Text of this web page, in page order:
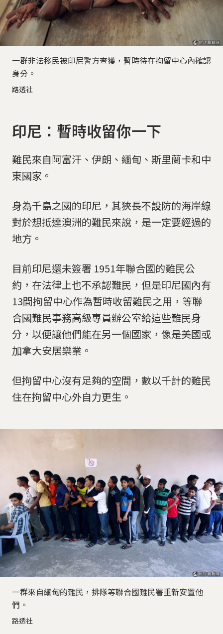
一群非法移民被印尼警方查獲，暫時待在拘留中心內確認
身分。
路透社
印尼：暫時收留你一下
難民來自阿富汗、伊朗、緬甸、斯里蘭卡和中
東國家。
身為千島之國的印尼，其狹長不設防的海岸線
對於想抵達澳洲的難民來說，是一定要經過的
地方。
目前印尼還未簽署 1951年聯合國的難民公
約，在法律上也不承認難民，但是印尼國內有
13間拘留中心作為暫時收留難民之用，等聯
合國難民事務高級專員辦公室給這些難民身
分，以便讓他們能在另一個國家，像是美國或
加拿大安居樂業。
但拘留中心沒有足夠的空間，數以千計的難民
住在拘留中心外自力更生。
一群來自緬甸的難民，排隊等聯合國難民署重新安置他
們。
路透社